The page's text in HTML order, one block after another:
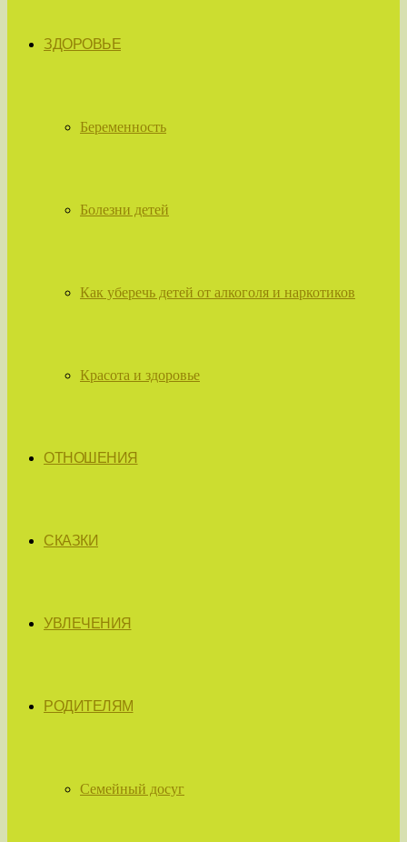
ЗДОРОВЬЕ
Беременность
Болезни детей
Как уберечь детей от алкоголя и наркотиков
Красота и здоровье
ОТНОШЕНИЯ
СКАЗКИ
УВЛЕЧЕНИЯ
РОДИТЕЛЯМ
Семейный досуг